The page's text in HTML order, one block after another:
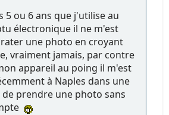
5 ou 6 ans que j'utilise au
électronique il ne m'est
une photo en croyant
vraiment jamais, par contre
appareil au poing il m'est
à Naples dans une
prendre une photo sans